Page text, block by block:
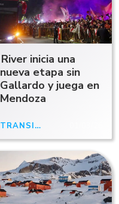
River inicia una
nueva etapa sin
Gallardo y juega en
Mendoza
TRANSICIÓN